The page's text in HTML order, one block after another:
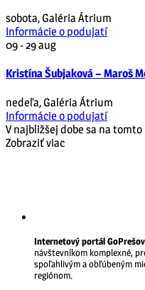
sobota,Galéria Átrium
Informácie o podujatí
09 - 29aug
Kristína Šubjaková – Maroš
nedeľa,Galéria Átrium
Informácie o podujatí
V najbližšej dobe sa na
Zobraziť viac
Internetový portál GoPrešov
návštevníkom komplexné,
spoľahlivým a obľúbeným
regiónom.